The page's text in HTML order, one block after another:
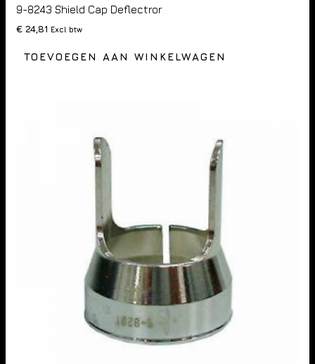
9-8243 Shield Cap Deflectror
€ 24,81 Excl btw
TOEVOEGEN AAN WINKELWAGEN